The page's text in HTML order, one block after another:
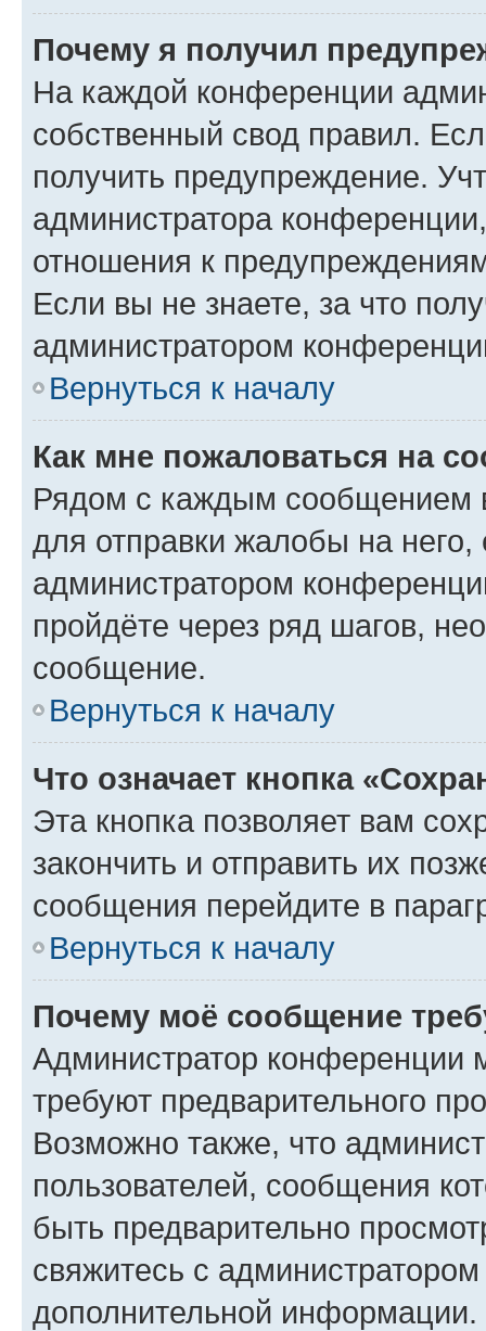
Почему я получил
На каждой конференции
собственный свод правил.
получить предупреждение.
администратора
отношения к
Если вы не знаете, за что
администратором
Вернуться к началу
Как мне пожаловаться на
Рядом с каждым сообщением
для отправки жалобы на
администратором
пройдёте через ряд шагов,
сообщение.
Вернуться к началу
Что означает кнопка
Эта кнопка позволяет вам
закончить и отправить их
сообщения перейдите в
Вернуться к началу
Почему моё сообщение
Администратор конференции
требуют предварительного
Возможно также, что
пользователей, сообщения
быть предварительно
свяжитесь с
дополнительной информации.